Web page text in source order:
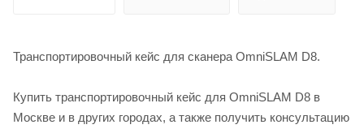
Транспортировочный кейс для сканера OmniSLAM D8.
Купить транспортировочный кейс для OmniSLAM D8 в
Москве и в других городах, а также получить консультацию